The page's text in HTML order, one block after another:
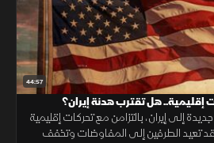
44:57
هل تقترب هدنة إيران؟
إلى إيران، بالتزامن مع تحركات إقليمية
تعيد الطرفين إلى المفاوضات وتخفف